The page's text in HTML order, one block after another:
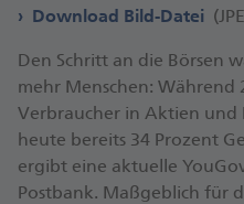
Download Bild-Datei
Den Schritt an die Bör­sen
mehr Men­schen: Wäh­rend
Ver­brau­cher in Ak­ti­en und
heute be­reits 34 Pro­zent
er­gibt eine ak­tu­el­le
Postbank. Maß­geb­lich für